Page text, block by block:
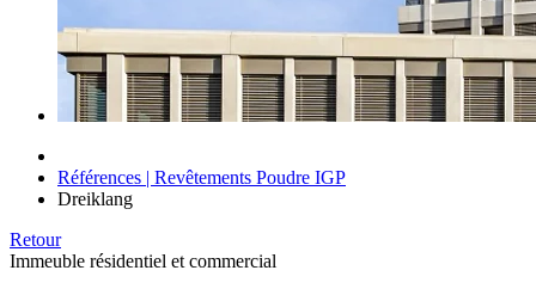
Références | Revêtements Poudre IGP
Dreiklang
Retour
Immeuble résidentiel et commercial